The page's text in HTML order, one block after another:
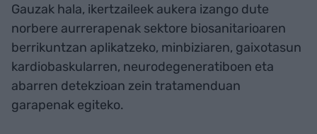
Gauzak hala, ikertzaileek aukera izango dute
norbere aurrerapenak sektore biosanitarioaren
berrikuntzan aplikatzeko, minbiziaren, gaixotasun
kardiobaskularren, neurodegeneratiboen eta
abarren detekzioan zein tratamenduan
garapenak egiteko.